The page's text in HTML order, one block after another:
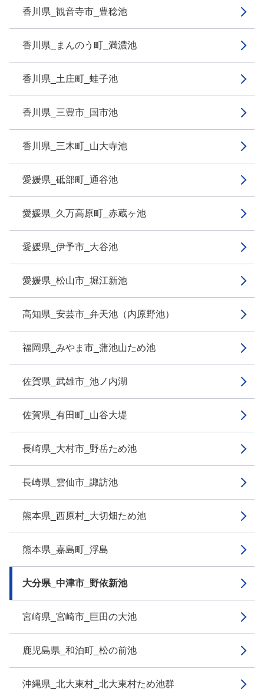
香川県_観音寺市_豊稔池
香川県_まんのう町_満濃池
香川県_土庄町_蛙子池
香川県_三豊市_国市池
香川県_三木町_山大寺池
愛媛県_砥部町_通谷池
愛媛県_久万高原町_赤蔵ヶ池
愛媛県_伊予市_大谷池
愛媛県_松山市_堀江新池
高知県_安芸市_弁天池（内原野池）
福岡県_みやま市_蒲池山ため池
佐賀県_武雄市_池ノ内湖
佐賀県_有田町_山谷大堤
長崎県_大村市_野岳ため池
長崎県_雲仙市_諏訪池
熊本県_西原村_大切畑ため池
熊本県_嘉島町_浮島
大分県_中津市_野依新池
宮崎県_宮崎市_巨田の大池
鹿児島県_和泊町_松の前池
沖縄県_北大東村_北大東村ため池群